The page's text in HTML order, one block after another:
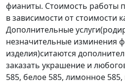
фианиты. Стоимость работы
в зависимости от стоимости
Дополнительные
незначительные изминения
изделия)ситаются
заказать украшение и
585, белое 585, лимонное